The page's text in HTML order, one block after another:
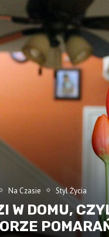
Na Czasie Styl Życia
W DOMU,